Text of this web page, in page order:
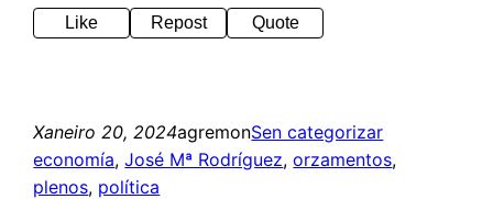
Like Repost Quote
Xaneiro 20, 2024agremonSen categorizar
economía, José Mª Rodríguez, orzamentos
plenos, política